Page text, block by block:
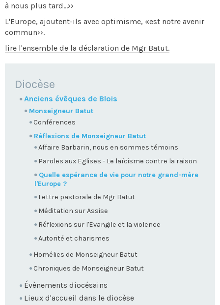
à nous plus tard...››
L'Europe, ajoutent-ils avec optimisme, «est notre avenir
commun››.
lire l'ensemble de la déclaration de Mgr Batut.
NAVIGATION
Diocèse
Anciens évêques de Blois
Monseigneur Batut
Conférences
Réflexions de Monseigneur Batut
Affaire Barbarin, nous en sommes témoins
Paroles aux Eglises - Le laïcisme contre la raison
Quelle espérance de vie pour notre grand-mère
l'Europe ?
Lettre pastorale de Mgr Batut
Méditation sur Assise
Réflexions sur l'Evangile et la violence
Autorité et charismes
Homélies de Monseigneur Batut
Chroniques de Monseigneur Batut
Évènements diocésains
Lieux d'accueil dans le diocèse